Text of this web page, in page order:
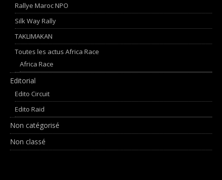
Rallye Maroc NPO
Silk Way Rally
TAKLIMAKAN
Toutes les actus Africa Race
Africa Race
Editorial
Edito Circuit
Edito Raid
Non catégorisé
Non classé